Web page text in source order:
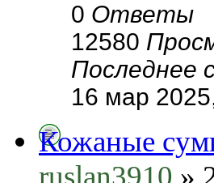
0 Ответы
12580
Последнее
16 мар
Кожаные
ruslan3910 »